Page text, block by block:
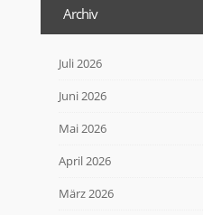
Archiv
Juli 2026
Juni 2026
Mai 2026
April 2026
März 2026